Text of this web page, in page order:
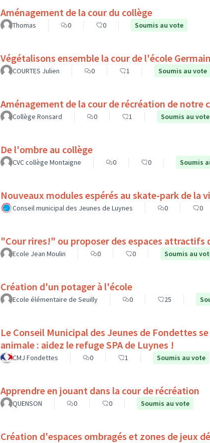
Aménagement de la cour du collège
Thomas 0 0 Soumis au vote
Végétalisons ensemble la cour de l'école
COURTES Julien 0 1 Soumis au vote
Aménagement de la cour de récréation de notre
Collège Ronsard 0 1 Soumis au vote
De l'ombre au collège
CVC collège Montaigne 0 0 Soumis
Nouveaux modules espérés au skate-park de la
Conseil municipal des Jeunes de Luynes 0 0
"Cour rires!" ou proposer des espaces attractifs
Ecole Jean Moulin 0 0 Soumis au
Création d'un potager à l'école
Ecole élémentaire de Seuilly 0 25
Le Conseil Municipal des Jeunes de Fondettes
animale : aidez le refuge SPA de Luynes !
CMJ Fondettes 0 1 Soumis au vote
Apprendre en jouant dans la cour de récréation
QUENSON 0 0 Soumis au vote
Création d'espaces ombragés et zones de jeux